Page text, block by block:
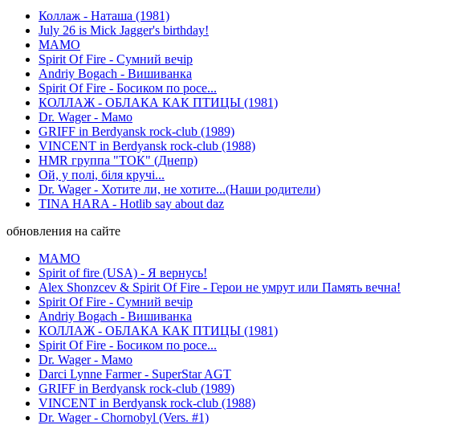
Коллаж - Наташа (1981)
July 26 is Mick Jagger's birthday!
МАМО
Spirit Of Fire - Сумний вечір
Andriy Bogach - Вишиванка
Spirit Of Fire - Босиком по росе...
КОЛЛАЖ - ОБЛАКА КАК ПТИЦЫ (1981)
Dr. Wager - Мамо
GRIFF in Berdyansk rock-club (1989)
VINCENT in Berdyansk rock-club (1988)
HMR группа "ТОК" (Днепр)
Ой, у полі, біля кручі...
Dr. Wager - Хотите ли, не хотите...(Наши родители)
TINA HARA - Hotlib say about daz
обновления на сайте
МАМО
Spirit of fire (USA) - Я вернусь!
Alex Shonzcev & Spirit Of Fire - Герои не умрут или Память вечна!
Spirit Of Fire - Сумний вечір
Andriy Bogach - Вишиванка
КОЛЛАЖ - ОБЛАКА КАК ПТИЦЫ (1981)
Spirit Of Fire - Босиком по росе...
Dr. Wager - Мамо
Darci Lynne Farmer - SuperStar AGT
GRIFF in Berdyansk rock-club (1989)
VINCENT in Berdyansk rock-club (1988)
Dr. Wager - Chornobyl (Vers. #1)